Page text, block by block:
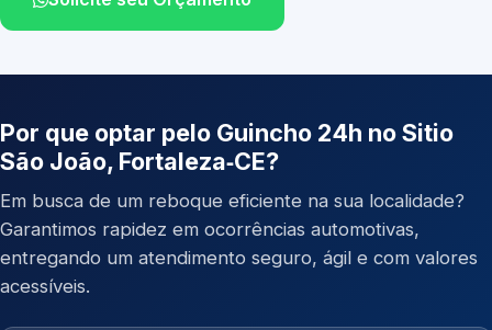
Por que optar pelo Guincho 24h no Sitio
São João, Fortaleza‑CE?
Em busca de um reboque eficiente na sua localidade?
Garantimos rapidez em ocorrências automotivas,
entregando um atendimento seguro, ágil e com valores
acessíveis.